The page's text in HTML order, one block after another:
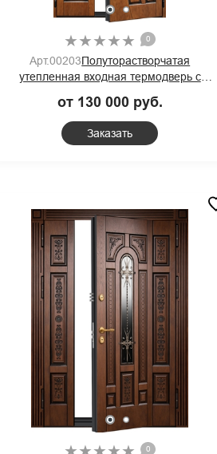
0
Арт.00203Полуторастворчатая
утепленная входная термодверь с
отделкой МДФ
от 130 000 руб.
Заказать
0